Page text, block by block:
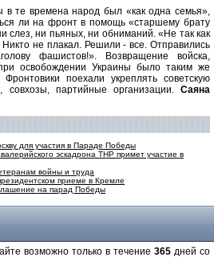
те времена народ был «как одна семья»,
ли на фронт в помощь «старшему брату
ни пьяных, ни обниманий. «Не так как
не плакал. Решили - все. Отправились
фашистов!». Возвращение войска,
освобождении Украины было таким же
поехали укреплять советскую
совхозы, партийные организации. Саяна
для участия в Параде Победы
эскадрона ТНР примет участие в
войны и труда
приеме в Кремле
на парад Победы
возможно только в течение 365 дней со